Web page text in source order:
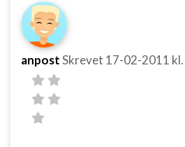
anpostSkrevet 17-02-2011